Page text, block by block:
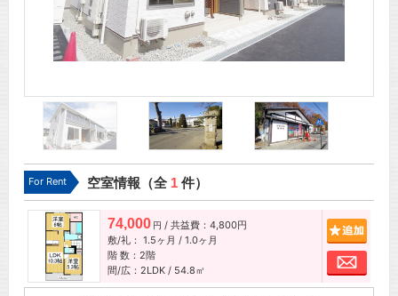
For Rent 空室情報（全 1件）
74,000 円 / 共益費：4,800円
敷/礼： 1.5ヶ月 / 1.0ヶ月
階 数：2階
間/広：2LDK / 54.8㎡
お問